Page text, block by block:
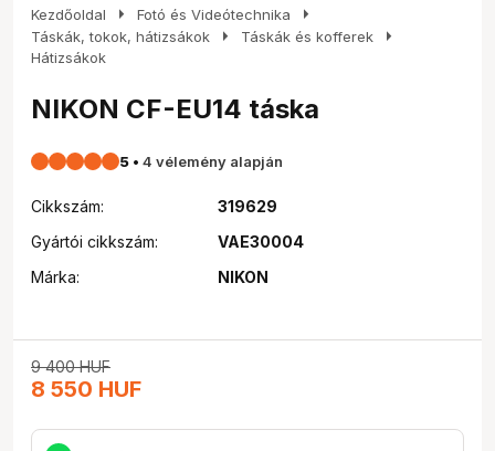
Kezdőoldal arrow_right Fotó és Videótechnika arrow_right
Táskák, tokok, hátizsákok arrow_right Táskák és kofferek arrow_right
Hátizsákok
NIKON CF-EU14 táska
5 • 4 vélemény alapján
Cikkszám:
319629
Gyártói cikkszám:
VAE30004
Márka:
NIKON
9 400 HUF
8 550 HUF